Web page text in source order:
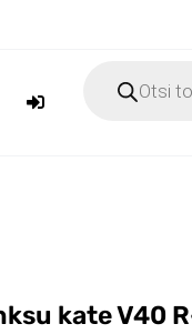
search
kate V40